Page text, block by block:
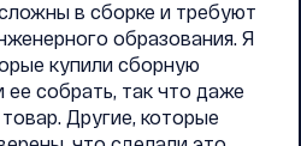
в сборке и требуют
образования. Я
купили сборную
ее собрать, так что даже
Другие, которые